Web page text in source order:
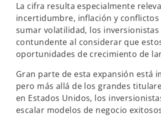
La cifra resulta especialmente
incertidumbre, inflación y
sumar volatilidad, los
contundente al considerar que
oportunidades de crecimiento de
Gran parte de esta expansión está
pero más allá de los grandes
en Estados Unidos, los
escalar modelos de negocio